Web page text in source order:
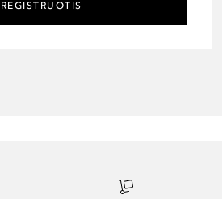
REGISTRUOTIS